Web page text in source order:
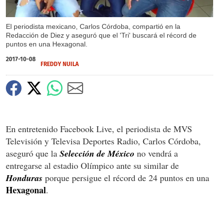
El periodista mexicano, Carlos Córdoba, compartió en la
Redacción de Diez y aseguró que el 'Tri' buscará el récord de
puntos en una Hexagonal.
2017-10-08
FREDDY NUILA
En entretenido Facebook Live, el periodista de MVS
Televisión y Televisa Deportes Radio, Carlos Córdoba,
aseguró que la Selección de México no vendrá a
entregarse al estadio Olímpico ante su similar de
Honduras porque persigue el récord de 24 puntos en una
Hexagonal.